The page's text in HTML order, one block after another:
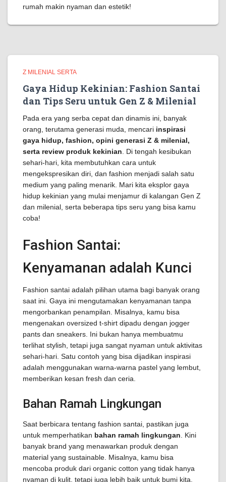
rumah makin nyaman dan estetik!
Z MILENIAL SERTA
Gaya Hidup Kekinian: Fashion Santai
dan Tips Seru untuk Gen Z & Milenial
Pada era yang serba cepat dan dinamis ini, banyak
orang, terutama generasi muda, mencari inspirasi
gaya hidup, fashion, opini generasi Z & milenial,
serta review produk kekinian . Di tengah kesibukan
sehari-hari, kita membutuhkan cara untuk
mengekspresikan diri, dan fashion menjadi salah satu
medium yang paling menarik. Mari kita eksplor gaya
hidup kekinian yang mulai menjamur di kalangan Gen Z
dan milenial, serta beberapa tips seru yang bisa kamu
coba!
Fashion Santai:
Kenyamanan adalah Kunci
Fashion santai adalah pilihan utama bagi banyak orang
saat ini. Gaya ini mengutamakan kenyamanan tanpa
mengorbankan penampilan. Misalnya, kamu bisa
mengenakan oversized t-shirt dipadu dengan jogger
pants dan sneakers. Ini bukan hanya membuatmu
terlihat stylish, tetapi juga sangat nyaman untuk aktivitas
sehari-hari. Satu contoh yang bisa dijadikan inspirasi
adalah menggunakan warna-warna pastel yang lembut,
memberikan kesan fresh dan ceria.
Bahan Ramah Lingkungan
Saat berbicara tentang fashion santai, pastikan juga
untuk memperhatikan bahan ramah lingkungan . Kini
banyak brand yang menawarkan produk dengan
material yang sustainable. Misalnya, kamu bisa
mencoba produk dari organic cotton yang tidak hanya
nyaman di kulit, tetapi juga lebih baik untuk bumi kita.